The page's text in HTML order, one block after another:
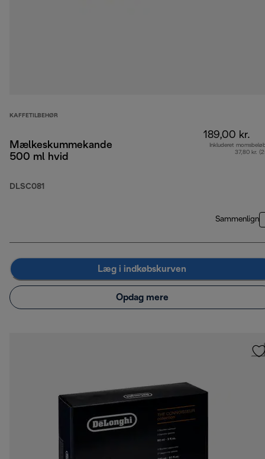
KAFFETILBEHØR
Mælkeskummekande
500 ml hvid
DLSC081
189,00 kr.
Inkluderet
37,80 kr.
Sammenlign
Læg i indkøbskurven
Opdag mere